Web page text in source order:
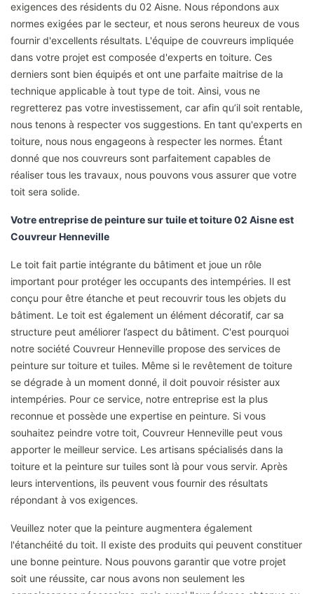
exigences des résidents du 02 Aisne. Nous répondons aux
normes exigées par le secteur, et nous serons heureux de vous
fournir d'excellents résultats. L'équipe de couvreurs impliquée
dans votre projet est composée d'experts en toiture. Ces
derniers sont bien équipés et ont une parfaite maitrise de la
technique applicable à tout type de toit. Ainsi, vous ne
regretterez pas votre investissement, car afin qu’il soit rentable,
nous tenons à respecter vos suggestions. En tant qu'experts en
toiture, nous nous engageons à respecter les normes. Étant
donné que nos couvreurs sont parfaitement capables de
réaliser tous les travaux, nous pouvons vous assurer que votre
toit sera solide.
Votre entreprise de peinture sur tuile et toiture 02 Aisne est
Couvreur Henneville
Le toit fait partie intégrante du bâtiment et joue un rôle
important pour protéger les occupants des intempéries. Il est
conçu pour être étanche et peut recouvrir tous les objets du
bâtiment. Le toit est également un élément décoratif, car sa
structure peut améliorer l’aspect du bâtiment. C'est pourquoi
notre société Couvreur Henneville propose des services de
peinture sur toiture et tuiles. Même si le revêtement de toiture
se dégrade à un moment donné, il doit pouvoir résister aux
intempéries. Pour ce service, notre entreprise est la plus
reconnue et possède une expertise en peinture. Si vous
souhaitez peindre votre toit, Couvreur Henneville peut vous
apporter le meilleur service. Les artisans spécialisés dans la
toiture et la peinture sur tuiles sont là pour vous servir. Après
leurs interventions, ils peuvent vous fournir des résultats
répondant à vos exigences.
Veuillez noter que la peinture augmentera également
l'étanchéité du toit. Il existe des produits qui peuvent constituer
une bonne peinture. Nous pouvons garantir que votre projet
soit une réussite, car nous avons non seulement les